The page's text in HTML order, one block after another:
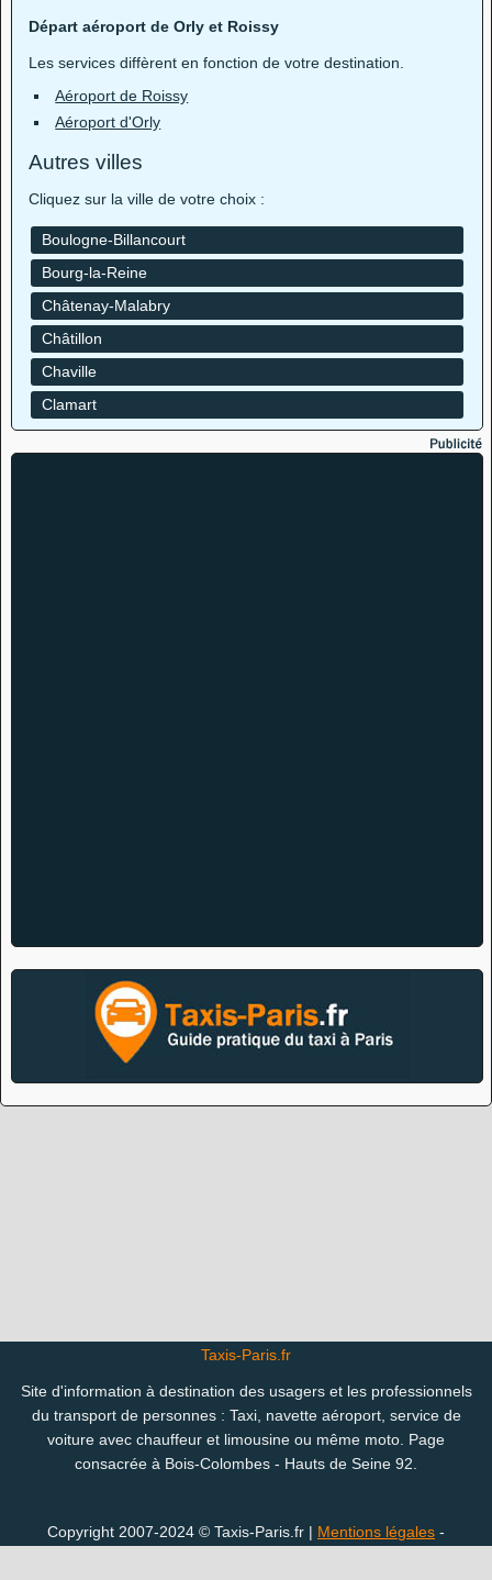
Départ aéroport de Orly et Roissy
Les services diffèrent en fonction de votre destination.
Aéroport de Roissy
Aéroport d'Orly
Autres villes
Cliquez sur la ville de votre choix :
Boulogne-Billancourt
Bourg-la-Reine
Châtenay-Malabry
Châtillon
Chaville
Clamart
Taxis-Paris.fr
Site d'information à destination des usagers et les professionnels
du transport de personnes : Taxi, navette aéroport, service de
voiture avec chauffeur et limousine ou même moto. Page
consacrée à Bois-Colombes - Hauts de Seine 92.
Copyright 2007-2024 © Taxis-Paris.fr | Mentions légales -